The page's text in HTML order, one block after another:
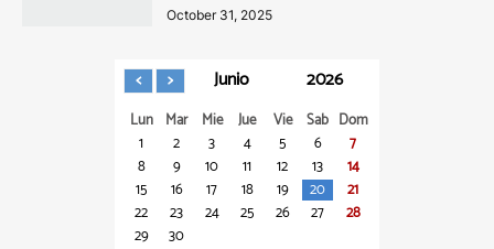
October 31, 2025
Junio 2026
Lun Mar Mie Jue Vie Sab Dom
1
2 3 4 5 6
7
8
9 10 11 12 13
14
15
16 17 18 19 20
21
22
23 24 25 26 27
28
29
30